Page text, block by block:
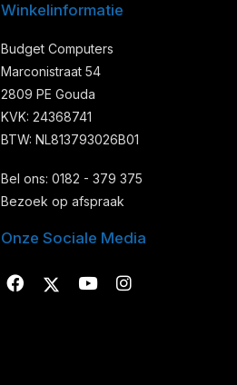
Winkelinformatie
Budget Computers
Marconistraat 54
2809 PE Gouda
KVK: 24368741
BTW: NL813793026B01
Bel ons: 0182 - 379 375
Bezoek op afspraak
Onze Sociale Media